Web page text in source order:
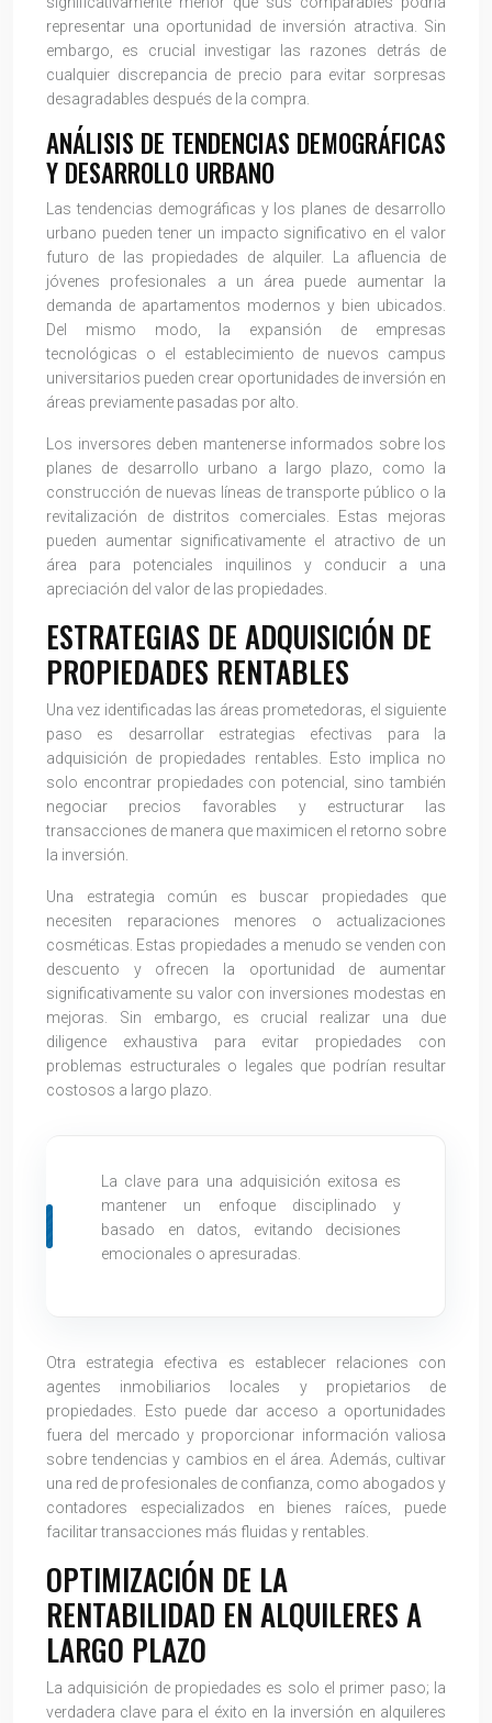
representar una oportunidad de inversión atractiva. Sin
embargo, es crucial investigar las razones detrás de
cualquier discrepancia de precio para evitar sorpresas
desagradables después de la compra.
ANÁLISIS DE TENDENCIAS DEMOGRÁFICAS
Y DESARROLLO URBANO
Las tendencias demográficas y los planes de desarrollo
urbano pueden tener un impacto significativo en el valor
futuro de las propiedades de alquiler. La afluencia de
jóvenes profesionales a un área puede aumentar la
demanda de apartamentos modernos y bien ubicados.
Del mismo modo, la expansión de empresas
tecnológicas o el establecimiento de nuevos campus
universitarios pueden crear oportunidades de inversión en
áreas previamente pasadas por alto.
Los inversores deben mantenerse informados sobre los
planes de desarrollo urbano a largo plazo, como la
construcción de nuevas líneas de transporte público o la
revitalización de distritos comerciales. Estas mejoras
pueden aumentar significativamente el atractivo de un
área para potenciales inquilinos y conducir a una
apreciación del valor de las propiedades.
ESTRATEGIAS DE ADQUISICIÓN DE
PROPIEDADES RENTABLES
Una vez identificadas las áreas prometedoras, el siguiente
paso es desarrollar estrategias efectivas para la
adquisición de propiedades rentables. Esto implica no
solo encontrar propiedades con potencial, sino también
negociar precios favorables y estructurar las
transacciones de manera que maximicen el retorno sobre
la inversión.
Una estrategia común es buscar propiedades que
necesiten reparaciones menores o actualizaciones
cosméticas. Estas propiedades a menudo se venden con
descuento y ofrecen la oportunidad de aumentar
significativamente su valor con inversiones modestas en
mejoras. Sin embargo, es crucial realizar una due
diligence exhaustiva para evitar propiedades con
problemas estructurales o legales que podrían resultar
costosos a largo plazo.
La clave para una adquisición exitosa es
mantener un enfoque disciplinado y
basado en datos, evitando decisiones
emocionales o apresuradas.
Otra estrategia efectiva es establecer relaciones con
agentes inmobiliarios locales y propietarios de
propiedades. Esto puede dar acceso a oportunidades
fuera del mercado y proporcionar información valiosa
sobre tendencias y cambios en el área. Además, cultivar
una red de profesionales de confianza, como abogados y
contadores especializados en bienes raíces, puede
facilitar transacciones más fluidas y rentables.
OPTIMIZACIÓN DE LA
RENTABILIDAD EN ALQUILERES A
LARGO PLAZO
La adquisición de propiedades es solo el primer paso; la
verdadera clave para el éxito en la inversión en alquileres